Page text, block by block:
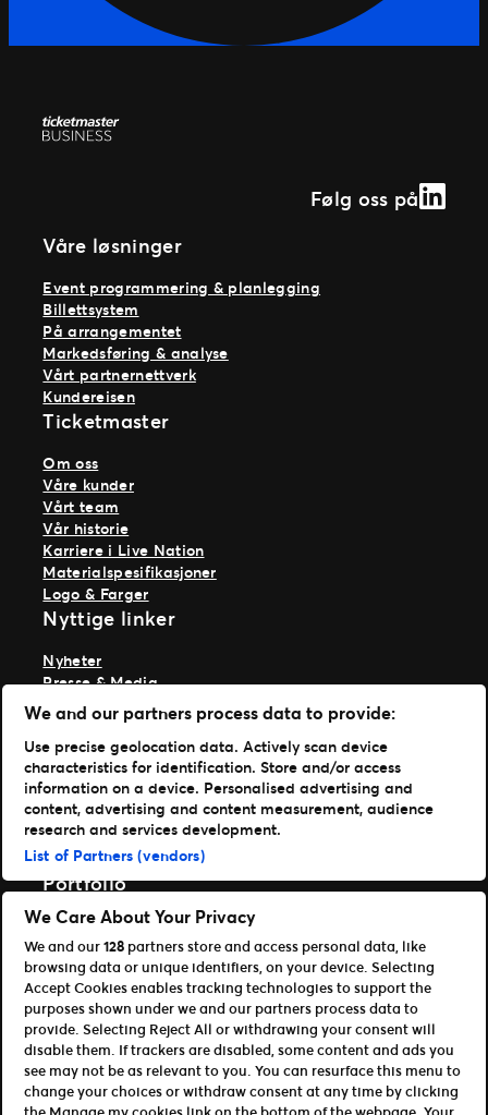
Følg oss på
Våre løsninger
Event programmering & planlegging
Billettsystem
På arrangementet
Markedsføring & analyse
Vårt partnernettverk
Kundereisen
Ticketmaster
Om oss
Våre kunder
Vårt team
Vår historie
Karriere i Live Nation
Materialspesifikasjoner
Logo & Farger
Nyttige linker
Nyheter
Presse & Media
Ekspertise
TM1-innlogging
Last ned appene våre
Ticketmaster App
TM1 Reports App (App Store)
TM1 Reports App (Google Play)
Portfolio
Ticketmaster
Universe
For partnere
Åpen plattform for utviklere
Bli affiliate / partner
Info om API og SDK for utviklere
Vilkår for brukPersonvern
We and our partners process data to provide:
Use precise geolocation data. Actively scan device
characteristics for identification. Store and/or access
information on a device. Personalised advertising and
content, advertising and content measurement, audience
research and services development.
List of Partners (vendors)
We Care About Your Privacy
We and our128 partners store and access personal data, like
browsing data or unique identifiers, on your device. Selecting
Accept Cookies enables tracking technologies to support the
purposes shown under we and our partners process data to
provide. Selecting Reject All or withdrawing your consent will
disable them. If trackers are disabled, some content and ads you
see may not be as relevant to you. You can resurface this menu to
change your choices or withdraw consent at any time by clicking